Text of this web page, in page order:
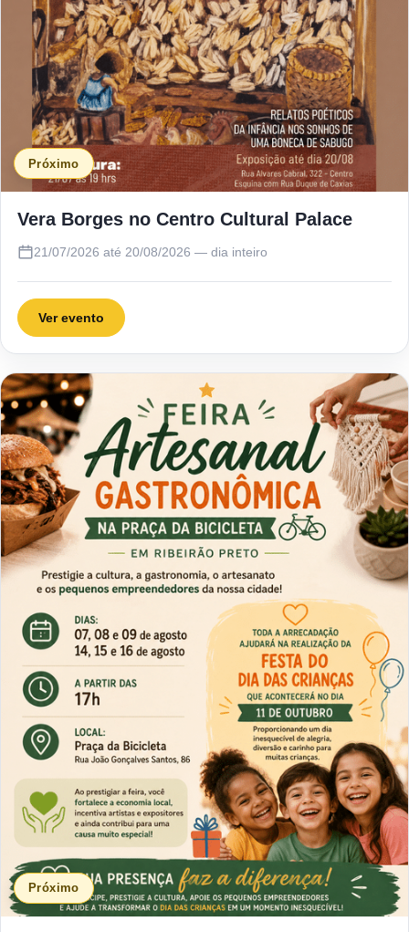
Próximo
Vera Borges no Centro Cultural Palace
21/07/2026 até 20/08/2026 — dia inteiro
Ver evento
Próximo